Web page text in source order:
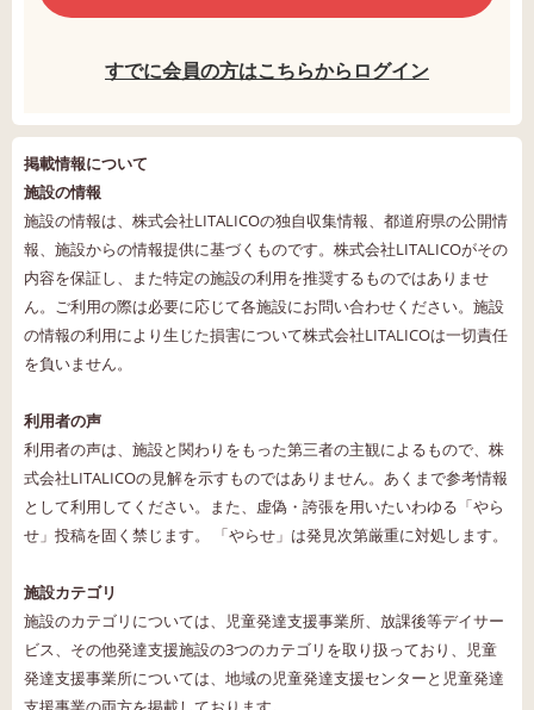
すでに会員の方はこちらからログイン
掲載情報について
施設の情報
施設の情報は、株式会社LITALICOの独自収集情報、都道府県の公開情
報、施設からの情報提供に基づくものです。株式会社LITALICOがその
内容を保証し、また特定の施設の利用を推奨するものではありませ
ん。ご利用の際は必要に応じて各施設にお問い合わせください。施設
の情報の利用により生じた損害について株式会社LITALICOは一切責任
を負いません。
利用者の声
利用者の声は、施設と関わりをもった第三者の主観によるもので、株
式会社LITALICOの見解を示すものではありません。あくまで参考情報
として利用してください。また、虚偽・誇張を用いたいわゆる「やら
せ」投稿を固く禁じます。 「やらせ」は発見次第厳重に対処します。
施設カテゴリ
施設のカテゴリについては、児童発達支援事業所、放課後等デイサー
ビス、その他発達支援施設の3つのカテゴリを取り扱っており、児童
発達支援事業所については、地域の児童発達支援センターと児童発達